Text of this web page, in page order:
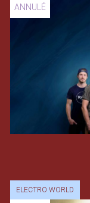
ANNULÉ
ELECTRO WORLD